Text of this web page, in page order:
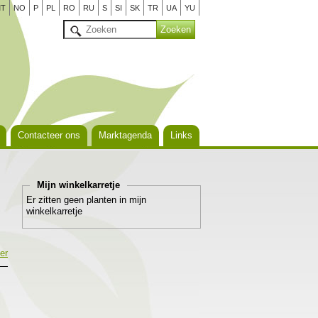
NO P PL RO RU S SI SK TR UA YU
Contacteer ons Marktagenda Links
Mijn winkelkarretje
Er zitten geen planten in mijn
winkelkarretje